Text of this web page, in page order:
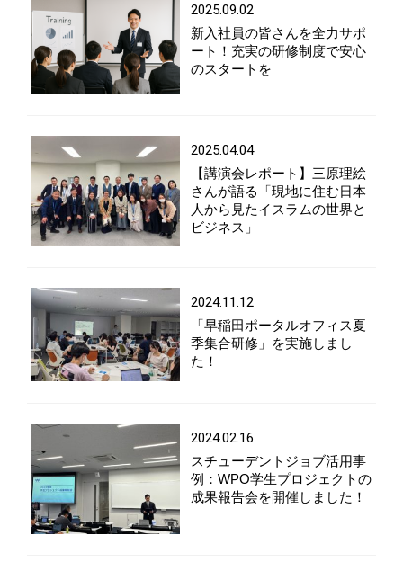
2025.09.02
新入社員の皆さんを全力サポ
ート！充実の研修制度で安心
のスタートを
2025.04.04
【講演会レポート】三原理絵
さんが語る「現地に住む日本
人から見たイスラムの世界と
ビジネス」
2024.11.12
「早稲田ポータルオフィス夏
季集合研修」を実施しまし
た！
2024.02.16
スチューデントジョブ活用事
例：WPO学生プロジェクトの
成果報告会を開催しました！